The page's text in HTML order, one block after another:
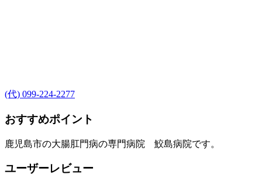
(代) 099-224-2277
おすすめポイント
鹿児島市の大腸肛門病の専門病院 鮫島病院です。
ユーザーレビュー